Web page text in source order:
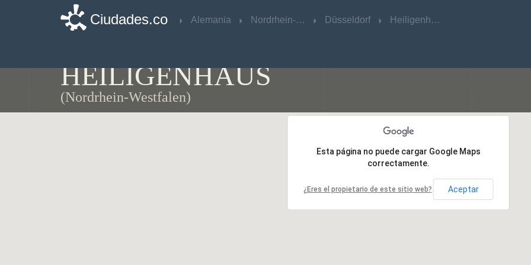
Ciudades.co Alemania Nordrhein-Westfalen Düsseldorf Heiligenhaus
HEILIGENHAUS
(Nordrhein-Westfalen)
Esta página no puede cargar Google Maps
correctamente.
¿Eres el propietario de este sitio web? Aceptar
Esta página no puede cargar Google Maps
correctamente.
¿Eres el propietario de este sitio web? Aceptar
Ciudades.co Alemania Nordrhein-Westfalen Düsseldorf Heiligenhaus